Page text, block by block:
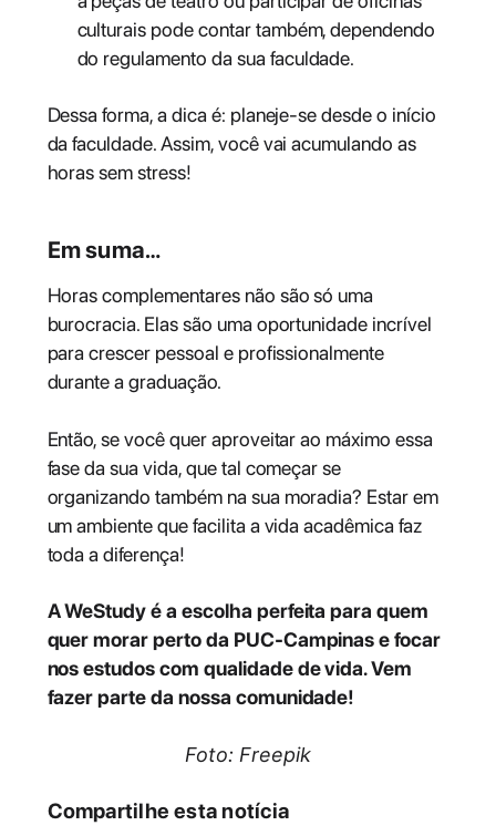
culturais pode contar também, dependendo
do regulamento da sua faculdade.
Dessa forma, a dica é: planeje-se desde o início
da faculdade. Assim, você vai acumulando as
horas sem stress!
Em suma…
Horas complementares não são só uma
burocracia. Elas são uma oportunidade incrível
para crescer pessoal e profissionalmente
durante a graduação.
Então, se você quer aproveitar ao máximo essa
fase da sua vida, que tal começar se
organizando também na sua moradia? Estar em
um ambiente que facilita a vida acadêmica faz
toda a diferença!
A WeStudy é a escolha perfeita para quem
quer morar perto da PUC-Campinas e focar
nos estudos com qualidade de vida. Vem
fazer parte da nossa comunidade!
Foto: Freepik
Compartilhe esta notícia